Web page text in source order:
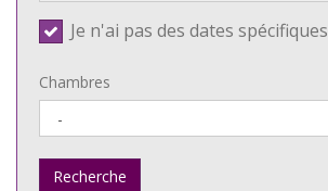
Je n'ai pas des dates spécifiques
Chambres
Recherche